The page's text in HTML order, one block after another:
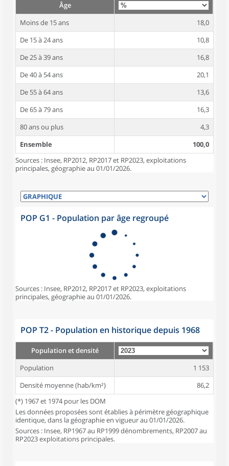
Âge
Moins de 15 ans
18,0
De 15 à 24 ans
10,8
De 25 à 39 ans
16,8
De 40 à 54 ans
20,1
De 55 à 64 ans
13,6
De 65 à 79 ans
16,3
80 ans ou plus
4,3
Ensemble
100,0
Sources : Insee, RP2012, RP2017 et RP2023, exploitations
principales, géographie au 01/01/2026.
POP G1 - Population par âge regroupé
Sources : Insee, RP2012, RP2017 et RP2023, exploitations
principales, géographie au 01/01/2026.
POP T2 - Population en historique depuis 1968
Population et densité
Population
1 153
Densité moyenne (hab/km²)
86,2
(*) 1967 et 1974 pour les DOM
Les données proposées sont établies à périmètre géographique
identique, dans la géographie en vigueur au 01/01/2026.
Sources : Insee, RP1967 au RP1999 dénombrements, RP2007 au
RP2023 exploitations principales.